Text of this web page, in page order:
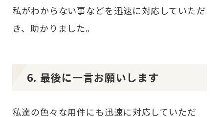
私がわからない事などを迅速に対応していただ
き、助かりました。
6. 最後に一言お願いします
私達の色々な用件にも迅速に対応していただ